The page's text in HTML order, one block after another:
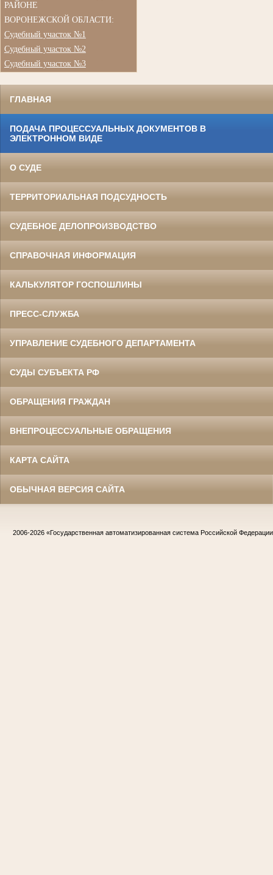
РАЙОНЕ
ВОРОНЕЖСКОЙ ОБЛАСТИ:
Судебный участок №1
Судебный участок №2
Судебный участок №3
ГЛАВНАЯ
ПОДАЧА ПРОЦЕССУАЛЬНЫХ ДОКУМЕНТОВ В
ЭЛЕКТРОННОМ ВИДЕ
О СУДЕ
ТЕРРИТОРИАЛЬНАЯ ПОДСУДНОСТЬ
СУДЕБНОЕ ДЕЛОПРОИЗВОДСТВО
СПРАВОЧНАЯ ИНФОРМАЦИЯ
КАЛЬКУЛЯТОР ГОСПОШЛИНЫ
ПРЕСС-СЛУЖБА
УПРАВЛЕНИЕ СУДЕБНОГО ДЕПАРТАМЕНТА
СУДЫ СУБЪЕКТА РФ
ОБРАЩЕНИЯ ГРАЖДАН
ВНЕПРОЦЕССУАЛЬНЫЕ ОБРАЩЕНИЯ
КАРТА САЙТА
ОБЫЧНАЯ ВЕРСИЯ САЙТА
2006-2026 «Государственная автоматизированная система Российской